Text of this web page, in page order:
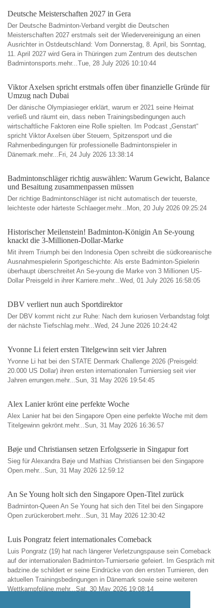
Deutsche Meisterschaften 2027 in Gera
Der Deutsche Badminton-Verband vergibt die Deutschen
Meisterschaften 2027 erstmals seit der Wiedervereinigung an einen
Ausrichter in Ostdeutschland: Vom Donnerstag, 8. April, bis Sonntag,
11. April 2027 wird Gera in Thüringen zum Zentrum des deutschen
Badmintonsports.mehr...Tue, 28 July 2026 10:10:44
Viktor Axelsen spricht erstmals offen über finanzielle Gründe für
Umzug nach Dubai
Der dänische Olympiasieger erklärt, warum er 2021 seine Heimat
verließ und räumt ein, dass neben Trainingsbedingungen auch
wirtschaftliche Faktoren eine Rolle spielten. Im Podcast „Genstart“
spricht Viktor Axelsen über Steuern, Spitzensport und die
Rahmenbedingungen für professionelle Badmintonspieler in
Dänemark.mehr...Fri, 24 July 2026 13:38:14
Badmintonschläger richtig auswählen: Warum Gewicht, Balance
und Besaitung zusammenpassen müssen
Der richtige Badmintonschläger ist nicht automatisch der teuerste,
leichteste oder härteste Schlaeger.mehr...Mon, 20 July 2026 09:25:24
Historischer Meilenstein! Badminton-Königin An Se-young
knackt die 3-Millionen-Dollar-Marke
Mit ihrem Triumph bei den Indonesia Open schreibt die südkoreanische
Ausnahmespielerin Sportgeschichte: Als erste Badminton-Spielerin
überhaupt überschreitet An Se-young die Marke von 3 Millionen US-
Dollar Preisgeld in ihrer Karriere.mehr...Wed, 01 July 2026 16:58:05
DBV verliert nun auch Sportdirektor
Der DBV kommt nicht zur Ruhe: Nach dem kuriosen Verbandstag folgt
der nächste Tiefschlag.mehr...Wed, 24 June 2026 10:24:42
Yvonne Li feiert ersten Titelgewinn seit vier Jahren
Yvonne Li hat bei den STATE Denmark Challenge 2026 (Preisgeld:
20.000 US Dollar) ihren ersten internationalen Turniersieg seit vier
Jahren errungen.mehr...Sun, 31 May 2026 19:54:45
Alex Lanier krönt eine perfekte Woche
Alex Lanier hat bei den Singapore Open eine perfekte Woche mit dem
Titelgewinn gekrönt.mehr...Sun, 31 May 2026 16:36:57
Bøje und Christiansen setzen Erfolgsserie in Singapur fort
Sieg für Alexandra Bøje und Mathias Christiansen bei den Singapore
Open.mehr...Sun, 31 May 2026 12:59:12
An Se Young holt sich den Singapore Open-Titel zurück
Badminton-Queen An Se Young hat sich den Titel bei den Singapore
Open zurückerobert.mehr...Sun, 31 May 2026 12:30:42
Luis Pongratz feiert internationales Comeback
Luis Pongratz (19) hat nach längerer Verletzungspause sein Comeback
auf der internationalen Badminton-Turnierserie gefeiert. Im Gespräch mit
badzine.de schildert er seine Eindrücke von den ersten Turnieren, den
aktuellen Trainingsbedingungen in Dänemark sowie seine weiteren
Wettkampfpläne.mehr...Sat, 30 May 2026 19:08:14